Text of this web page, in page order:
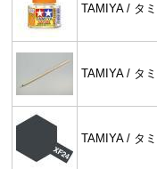
TAMIYA / タ
TAMIYA / タ
TAMIYA / タ